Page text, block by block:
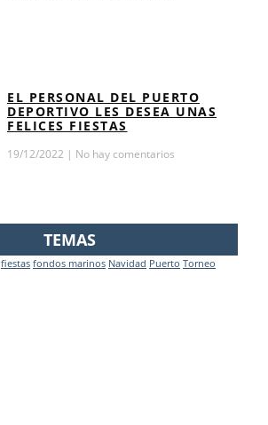
EL PERSONAL DEL PUERTO
DEPORTIVO LES DESEA UNAS
FELICES FIESTAS
19/12/2022 No hay comentarios
TEMAS
fiestas fondos marinos Navidad Puerto Torneo